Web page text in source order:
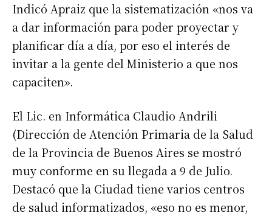
Indicó Apraiz que la sistematización «nos va
a dar información para poder proyectar y
planificar día a día, por eso el interés de
invitar a la gente del Ministerio a que nos
capaciten».
El Lic. en Informática Claudio Andrili
(Dirección de Atención Primaria de la Salud
de la Provincia de Buenos Aires se mostró
muy conforme en su llegada a 9 de Julio.
Destacó que la Ciudad tiene varios centros
de salud informatizados, «eso no es menor,